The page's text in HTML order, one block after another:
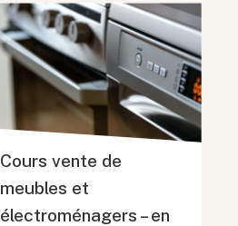
Cours vente de
meubles et
électroménagers – en